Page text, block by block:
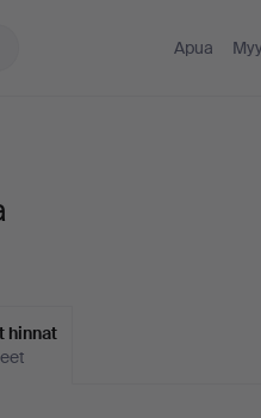
Apua
hinnat